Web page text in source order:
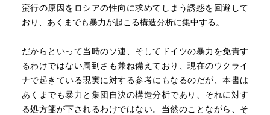
蛮行の原因をロシアの性向に求めてしまう誘惑を回避して
おり、あくまでも暴力が起こる構造分析に集中する。
だからといって当時のソ連、そしてドイツの暴力を免責す
るわけではない周到さも兼ね備えており、現在のウクライ
ナで起きている現実に対する参考にもなるのだが、本書は
あくまでも暴力と集団自決の構造分析であり、それに対す
る処方箋が下されるわけではない。当然のことながら、そ